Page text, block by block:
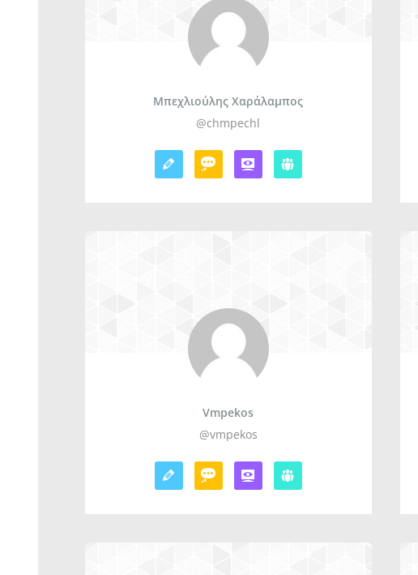
Μπεχλιούλης Χαράλαμπος
@chmpechl
Vmpekos
@vmpekos